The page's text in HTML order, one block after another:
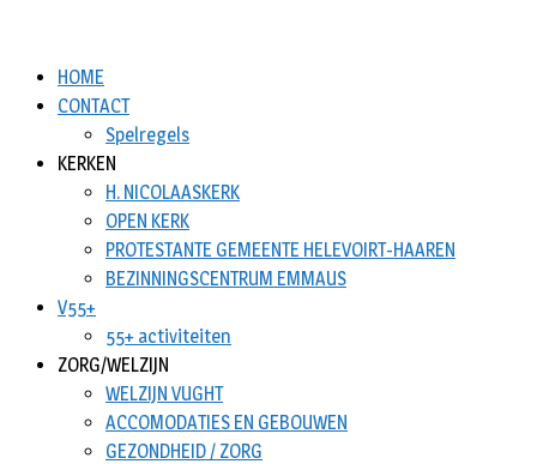
HOME
CONTACT
Spelregels
KERKEN
H. NICOLAASKERK
OPEN KERK
PROTESTANTE GEMEENTE HELEVOIRT-HAAREN
BEZINNINGSCENTRUM EMMAUS
V55+
55+ activiteiten
ZORG/WELZIJN
WELZIJN VUGHT
ACCOMODATIES EN GEBOUWEN
GEZONDHEID / ZORG